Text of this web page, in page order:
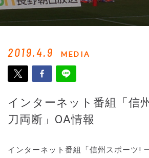
2019.4.9 MEDIA
インターネット番組「信
刀両断」OA情報
インターネット番組「信州スポーツ!